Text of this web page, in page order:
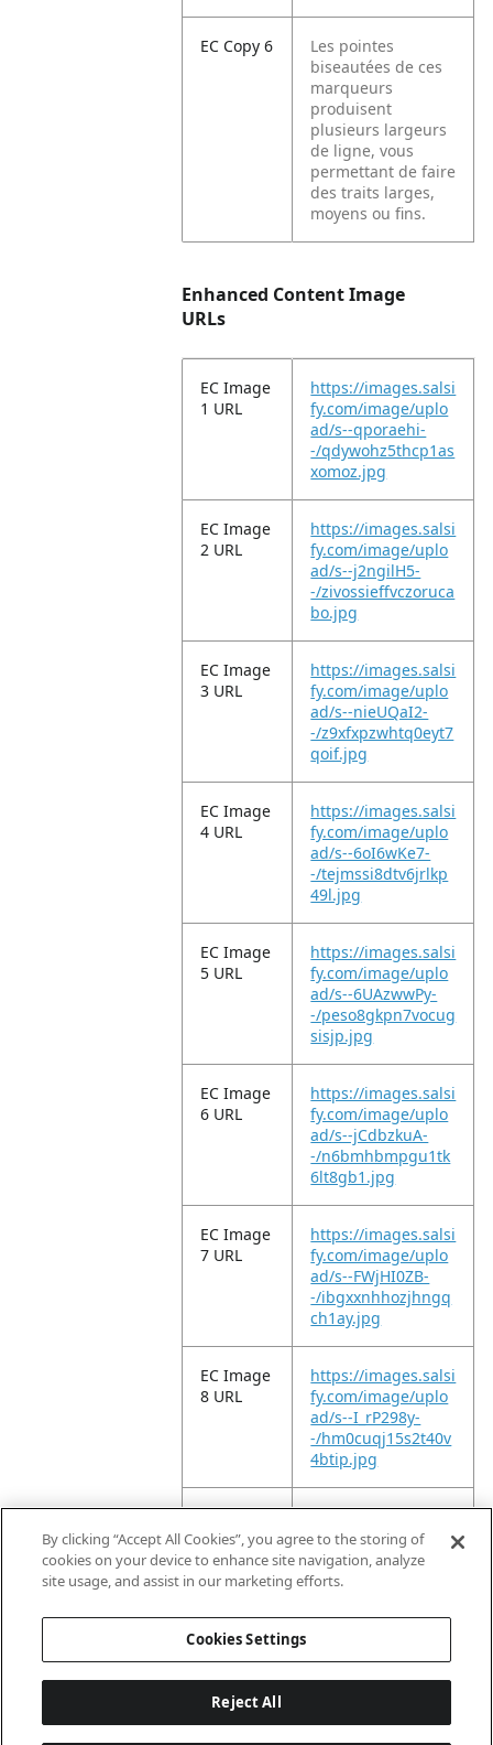
EC Copy 6
Les pointes
biseautées de ces
marqueurs
produisent
plusieurs largeurs
de ligne, vous
permettant de faire
des traits larges,
moyens ou fins.
Enhanced Content Image
URLs
EC Image
1 URL
https://images.salsi
fy.com/image/uplo
ad/s--qporaehi-
-/qdywohz5thcp1as
xomoz.jpg
EC Image
2 URL
https://images.salsi
fy.com/image/uplo
ad/s--j2ngilH5-
-/zivossieffvczoruca
bo.jpg
EC Image
3 URL
https://images.salsi
fy.com/image/uplo
ad/s--nieUQaI2-
-/z9xfxpzwhtq0eyt7
qoif.jpg
EC Image
4 URL
https://images.salsi
fy.com/image/uplo
ad/s--6oI6wKe7-
-/tejmssi8dtv6jrlkp
49l.jpg
EC Image
5 URL
https://images.salsi
fy.com/image/uplo
ad/s--6UAzwwPy-
-/peso8gkpn7vocug
sisjp.jpg
EC Image
6 URL
https://images.salsi
fy.com/image/uplo
ad/s--jCdbzkuA-
-/n6bmhbmpgu1tk
6lt8gb1.jpg
EC Image
7 URL
https://images.salsi
fy.com/image/uplo
ad/s--FWjHI0ZB-
-/ibgxxnhhozjhngq
ch1ay.jpg
EC Image
8 URL
https://images.salsi
fy.com/image/uplo
ad/s--I_rP298y-
-/hm0cuqj15s2t40v
4btip.jpg
EC Image
9 URL
https://images.salsi
fy.com/image/uplo
ad/s--KyJvZ5pg-
-/cmv0zbzwejnaozz
By clicking “Accept All Cookies”, you agree to the storing of
cookies on your device to enhance site navigation, analyze
site usage, and assist in our marketing efforts.
Cookies Settings
Reject All